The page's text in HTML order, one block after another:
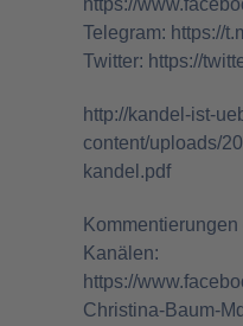
https://
Telegram: https://
Twitter: https://
http://kandel-ist-
content/uploads/
kandel.pdf
Kanälen:
https://
Christina-Baum-